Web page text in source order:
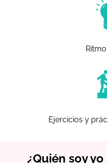
Ejercicios y
¿Quién soy